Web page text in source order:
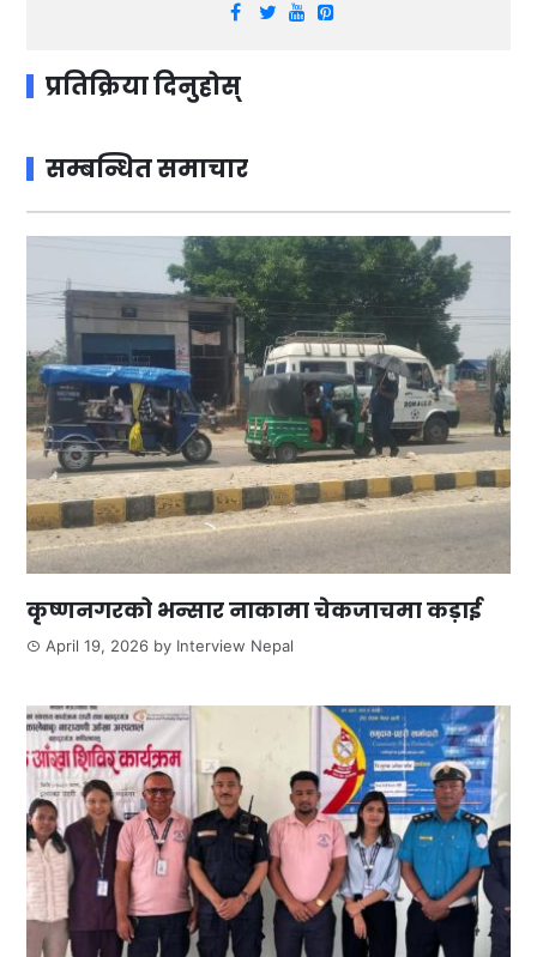
प्रतिक्रिया दिनुहोस्
सम्बन्धित समाचार
कृष्णनगरको भन्सार नाकामा चेकजाचमा कड़ाई
April 19, 2026 by Interview Nepal